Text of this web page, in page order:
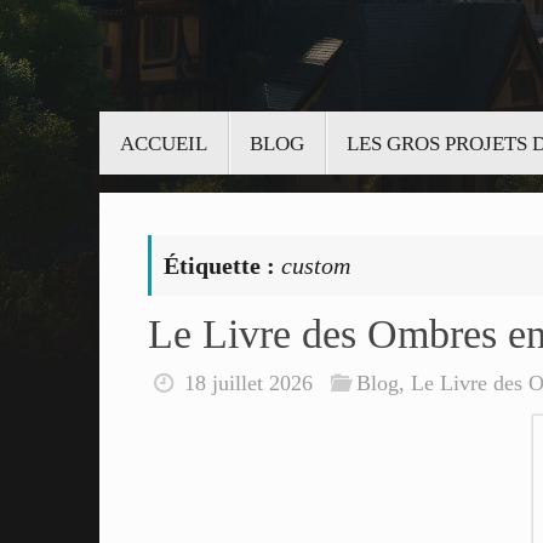
contenu
ACCUEIL BLOG LES GROS PROJETS
Étiquette : custom
Le Livre des Ombres
18 juillet 2026 Blog,Le Livre des